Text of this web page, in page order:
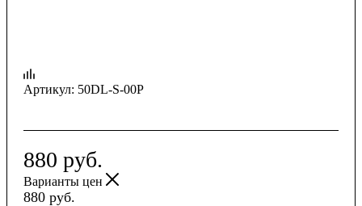
Артикул: 50DL-S-00P
880 руб.
Варианты цен
880 руб.